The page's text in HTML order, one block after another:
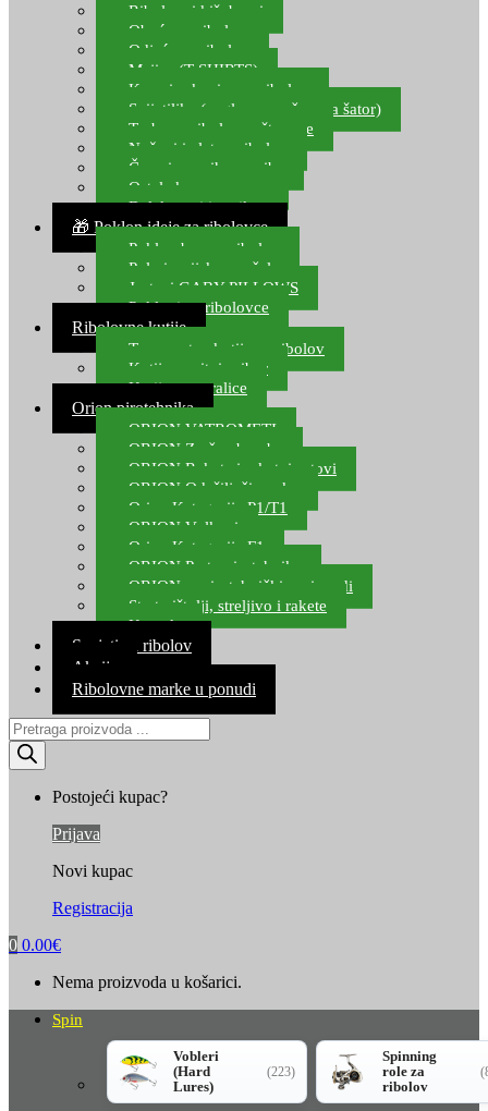
Ribolovni kišobrani
Obuća za ribolov
Odjeća za ribolov
Majice (T-SHIRTS)
Kape i rukavice za ribolov
Svijetiljke (naglavne, ručne, za šator)
Torbe za ribolovne štapove
Noževi i alat za ribolov
Čamci za prihranu ribe
Ostala kamp oprema
Dalekozori i optika
🎁 Poklon ideje za ribolovce
Poklon bon za ribolov
Polarizacijske naočale
Jastuci GABY PILLOWS
Pokloni za ribolovce
Ribolovne kutije
Transportne kutije za ribolov
Kutije za sitni pribor
Kutije za varalice
Orion pirotehnika
ORION VATROMETI
ORION Zračne bombe
ORION Rakete i raketni setovi
ORION Odašiljači zvuka
Orion Kategorija P1/T1
ORION Vulkani
Orion Kategorija F1
ORION Party pirotehnika
ORION nepirotehnički proizvodi
Start pištolji, streljivo i rakete
Kontakt
Savjeti za ribolov
Akcija
Ribolovne marke u ponudi
Products
search
Postojeći kupac?
Prijava
Novi kupac
Registracija
0 0.00€
Nema proizvoda u košarici.
Spin
Vobleri
(Hard
Lures)
(223)
Spinning
role za
ribolov